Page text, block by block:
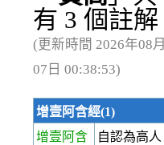
有 3 個註解
(更新時間 2026年08月
07日 00:38:53)
增壹阿含經(1)
增壹阿含
自認為高人